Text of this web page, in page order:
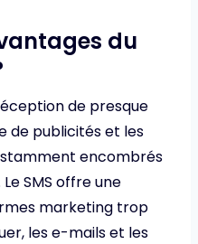
du
de presque
de publicités et les
encombrés
SMS offre une
marketing trop
les e-mails et les